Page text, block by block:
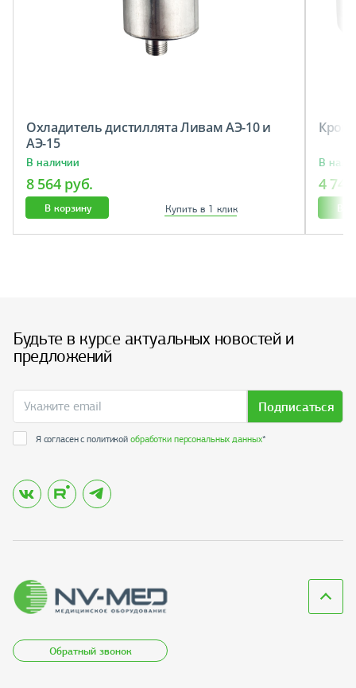
Охладитель дистиллята Ливам АЭ-10 и
АЭ-15
В наличии
8 564 руб.
В корзину Купить в 1 клик
В
4
В
Будьте в курсе актуальных новостей и
предложений
Подписаться
Я согласен с политикойобработки персональных данных*
Обратный звонок